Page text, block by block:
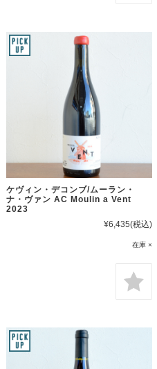
ケヴィン・デコンブ/ムーラン・
ナ・ヴァン AC Moulin a Vent
2023
¥6,435(税込)
在庫 ×